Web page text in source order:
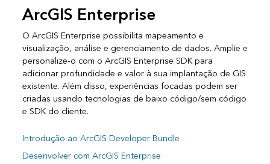
ArcGIS Enterprise
O ArcGIS Enterprise possibilita mapeamento e
visualização, análise e gerenciamento de dados. Amplie e
personalize-o com o ArcGIS Enterprise SDK para
adicionar profundidade e valor à sua implantação de GIS
existente. Além disso, experiências focadas podem ser
criadas usando tecnologias de baixo código/sem código
e SDK do cliente.
Introdução ao ArcGIS Developer Bundle
Desenvolver com ArcGIS Enterprise